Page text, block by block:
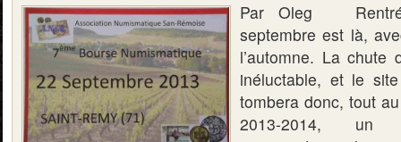
Par Oleg
septembre est là,
l’automne. La chute
inéluctable, et le
tombera donc, tout
2013-2014, un